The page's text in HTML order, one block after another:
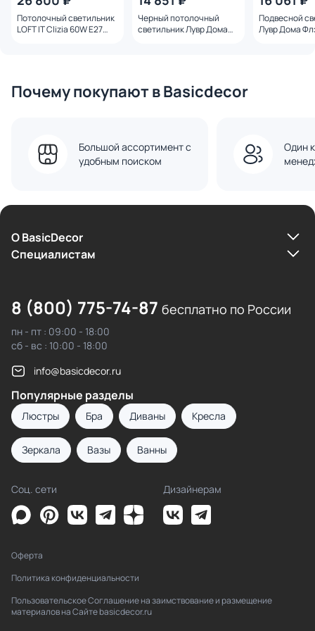
Потолочный светильник
LOFT IT Clizia 60W E27
Черный потолочный
светильник Лувр Дома
Подвесной
Лувр Дома
Почему покупают в Basicdecor
Большой ассортимент с
удобным поиском
Один
О BasicDecor
Cпециалистам
8 (800) 775-74-87 бесплатно по России
пн - пт : 09:00 - 18:00
сб - вс : 10:00 - 18:00
info@basicdecor.ru
Популярные разделы
Люстры Бра Диваны Кресла
Зеркала Вазы Ванны
Соц. сети Дизайнерам
Оферта
Политика конфиденциальности
Пользовательское Соглашение на заимствование и размещение
материалов на Сайте basicdecor.ru